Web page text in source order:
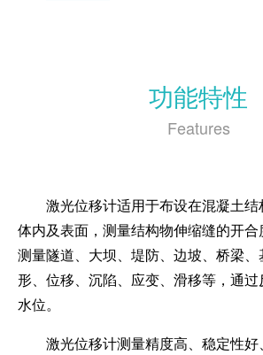
功能特性
Features
激光位移计适用于布设在混凝土结
体内及表面，测量结构物伸缩缝的开
测量隧道、大坝、堤防、边坡、桥梁
形、位移、沉陷、应变、滑移等，通
水位。
激光位移计测量精度高、稳定性好